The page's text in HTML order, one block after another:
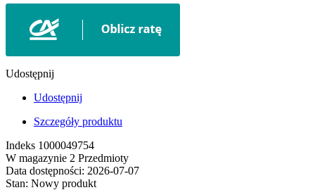
Udostępnij
Udostępnij
Szczegóły produktu
Indeks 1000049754
W magazynie 2 Przedmioty
Data dostępności: 2026-07-07
Stan: Nowy produkt